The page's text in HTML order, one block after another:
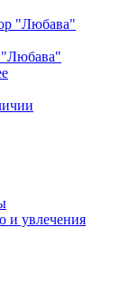
"Любава"
и увлечения